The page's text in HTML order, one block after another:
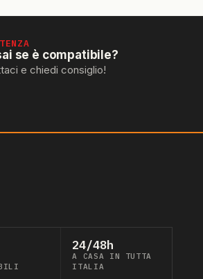
se è compatibile?
e chiedi consiglio!
24/48h
A CASA IN TUTTA
ITALIA